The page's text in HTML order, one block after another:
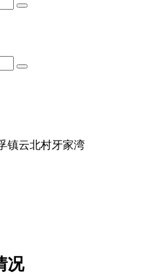
镇云北村牙家湾
况